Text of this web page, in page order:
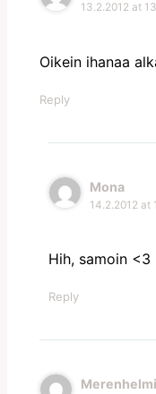
13.2.2012 at
Oikein ihanaa
Reply
Mona
14.2.2012 at
Hih, samoin <3
Reply
Merenhelmi